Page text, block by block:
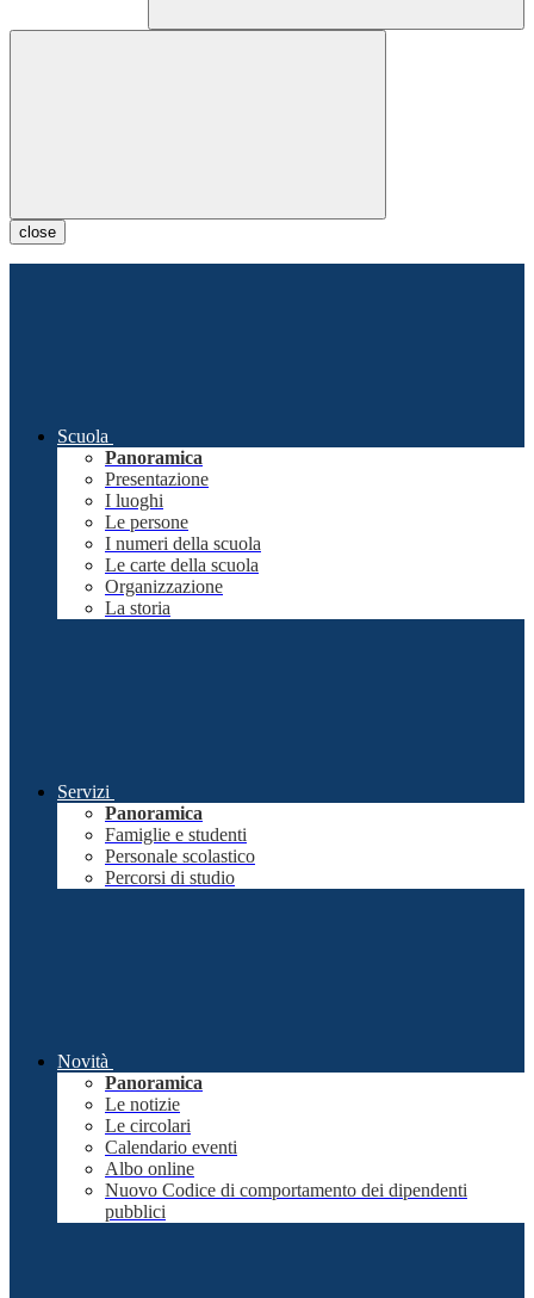
close
Scuola
Panoramica
Presentazione
I luoghi
Le persone
I numeri della scuola
Le carte della scuola
Organizzazione
La storia
Servizi
Panoramica
Famiglie e studenti
Personale scolastico
Percorsi di studio
Novità
Panoramica
Le notizie
Le circolari
Calendario eventi
Albo online
Nuovo Codice di comportamento dei dipendenti
pubblici